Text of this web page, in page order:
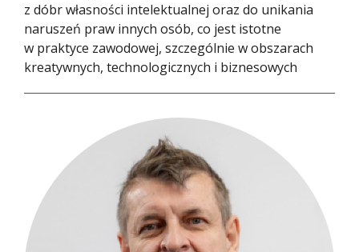
z dóbr własności intelektualnej oraz do unikania
naruszeń praw innych osób, co jest istotne
w praktyce zawodowej, szczególnie w obszarach
kreatywnych, technologicznych i biznesowych